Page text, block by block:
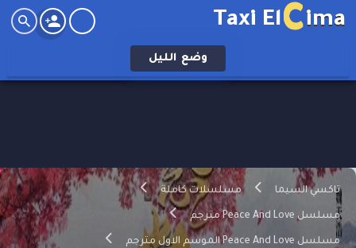
Taxi ElCima
وضع الليل
تاكسي السيما مسلسلات كاملة
مسلسل Peace And Love مترجم
مسلسل Peace And Love الموسم الاول مترجم